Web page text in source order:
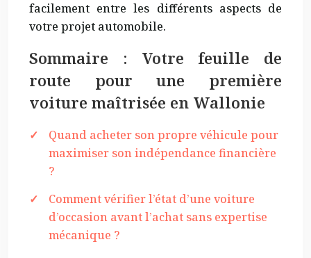
facilement entre les différents aspects de
votre projet automobile.
Sommaire : Votre feuille de
route pour une première
voiture maîtrisée en Wallonie
Quand acheter son propre véhicule pour
maximiser son indépendance financière
?
Comment vérifier l’état d’une voiture
d’occasion avant l’achat sans expertise
mécanique ?